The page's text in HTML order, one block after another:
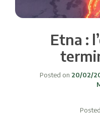
Etna :
Posted on 20/02/